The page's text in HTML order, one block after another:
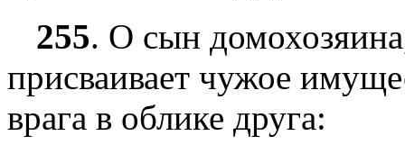
255. О сын
присваивает чужое
врага в облике друга: